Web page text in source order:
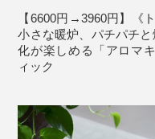
ウッドスモーク：
シダーの木を燃や
心地よい香り。
NEW！マウンテン
ウがこぼれてやけ
ださい。
溶けたロウは排水
連続燃焼はススな
にしてください。
【6600円→3960円】《
小さな暖炉、パチパチ
化が楽しめる「アロマ
ィック